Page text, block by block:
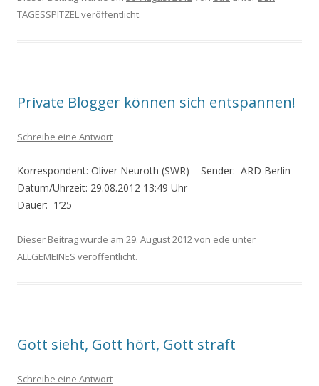
TAGESSPITZELveröffentlicht.
Private Blogger können sich entspannen!
Schreibe eine Antwort
Korrespondent: Oliver Neuroth (SWR) – Sender: ARD Berlin –
Datum/Uhrzeit: 29.08.2012 13:49 Uhr
Dauer: 1’25
Dieser Beitrag wurde am 29. August 2012von ede unter
ALLGEMEINES veröffentlicht.
Gott sieht, Gott hört, Gott straft
Schreibe eine Antwort